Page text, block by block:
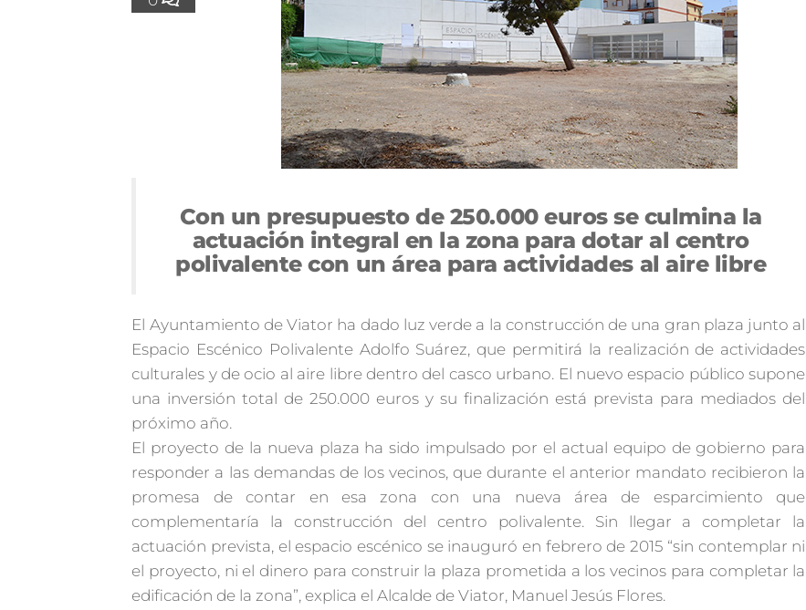
Con un presupuesto de 250.000 euros se culmina la
actuación integral en la zona para dotar al centro
polivalente con un área para actividades al aire libre
El Ayuntamiento de Viator ha dado luz verde a la construcción de una gran plaza junto al
Espacio Escénico Polivalente Adolfo Suárez, que permitirá la realización de actividades
culturales y de ocio al aire libre dentro del casco urbano. El nuevo espacio público supone
una inversión total de 250.000 euros y su finalización está prevista para mediados del
próximo año.
El proyecto de la nueva plaza ha sido impulsado por el actual equipo de gobierno para
responder a las demandas de los vecinos, que durante el anterior mandato recibieron la
promesa de contar en esa zona con una nueva área de esparcimiento que
complementaría la construcción del centro polivalente. Sin llegar a completar la
actuación prevista, el espacio escénico se inauguró en febrero de 2015 “sin contemplar ni
el proyecto, ni el dinero para construir la plaza prometida a los vecinos para completar la
edificación de la zona”, explica el Alcalde de Viator, Manuel Jesús Flores.